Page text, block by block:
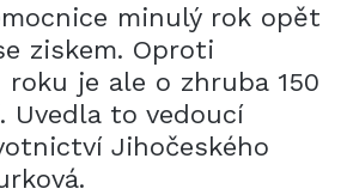
minulý rok opět
ziskem. Oproti
roku je ale o zhruba 150
Uvedla to vedoucí
Jihočeského